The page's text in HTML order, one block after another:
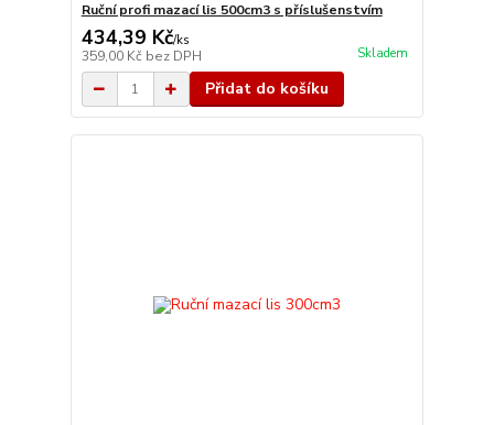
Ruční profi mazací lis 500cm3 s příslušenstvím
434,39 Kč/ks
359,00 Kč bez DPH Skladem
Přidat do košíku